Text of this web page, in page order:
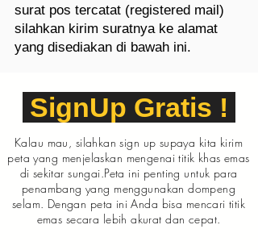
surat pos tercatat (registered mail)
silahkan kirim suratnya ke alamat
yang disediakan di bawah ini.
SignUp Gratis !
Kalau mau, silahkan sign up supaya kita kirim
peta yang menjelaskan mengenai titik khas emas
di sekitar sungai.Peta ini penting untuk para
penambang yang menggunakan dompeng
selam. Dengan peta ini Anda bisa mencari titik
emas secara lebih akurat dan cepat.